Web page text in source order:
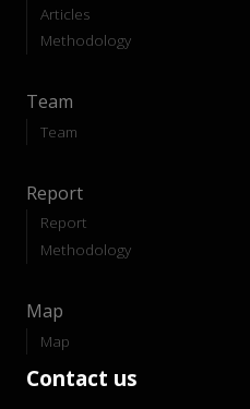
Articles
Methodology
Team
Team
Report
Report
Methodology
Map
Map
Contact us